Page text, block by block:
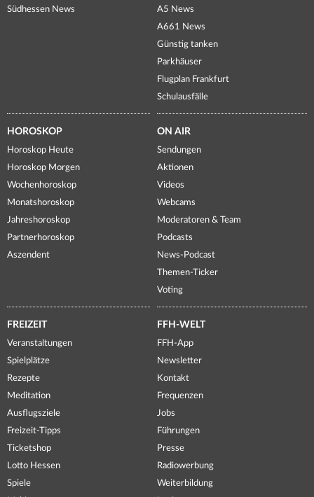
Südhessen News
A5 News
A661 News
Günstig tanken
Parkhäuser
Flugplan Frankfurt
Schulausfälle
HOROSKOP
Horoskop Heute
Horoskop Morgen
Wochenhoroskop
Monatshoroskop
Jahreshoroskop
Partnerhoroskop
Aszendent
ON AIR
Sendungen
Aktionen
Videos
Webcams
Moderatoren & Team
Podcasts
News-Podcast
Themen-Ticker
Voting
FREIZEIT
Veranstaltungen
Spielplätze
Rezepte
Meditation
Ausflugsziele
Freizeit-Tipps
Ticketshop
Lotto Hessen
Spiele
FFH-WELT
FFH-App
Newsletter
Kontakt
Frequenzen
Jobs
Führungen
Presse
Radiowerbung
Weiterbildung